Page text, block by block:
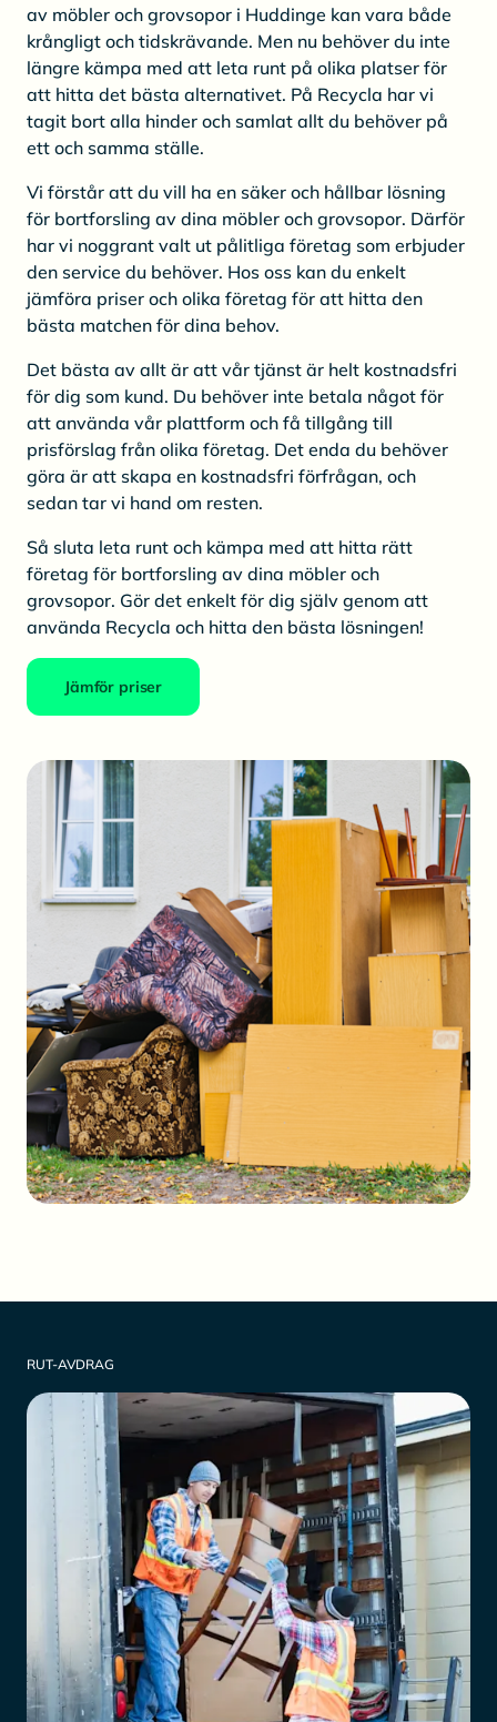
av möbler och grovsopor i Huddinge kan vara både
krångligt och tidskrävande. Men nu behöver du inte
längre kämpa med att leta runt på olika platser för
att hitta det bästa alternativet. På Recycla har vi
tagit bort alla hinder och samlat allt du behöver på
ett och samma ställe.
Vi förstår att du vill ha en säker och hållbar lösning
för bortforsling av dina möbler och grovsopor. Därför
har vi noggrant valt ut pålitliga företag som erbjuder
den service du behöver. Hos oss kan du enkelt
jämföra priser och olika företag för att hitta den
bästa matchen för dina behov.
Det bästa av allt är att vår tjänst är helt kostnadsfri
för dig som kund. Du behöver inte betala något för
att använda vår plattform och få tillgång till
prisförslag från olika företag. Det enda du behöver
göra är att skapa en kostnadsfri förfrågan, och
sedan tar vi hand om resten.
Så sluta leta runt och kämpa med att hitta rätt
företag för bortforsling av dina möbler och
grovsopor. Gör det enkelt för dig själv genom att
använda Recycla och hitta den bästa lösningen!
Jämför priser
RUT-AVDRAG